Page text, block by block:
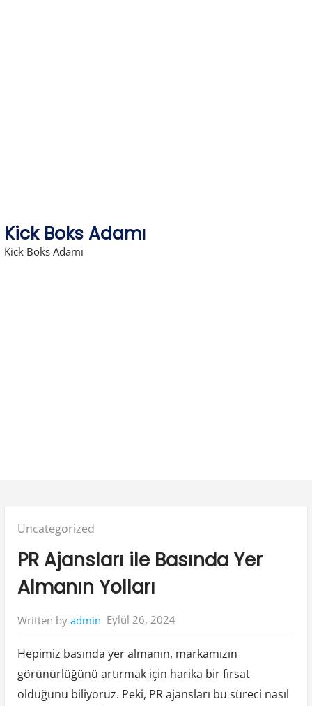
Kick Boks Adamı
Kick Boks Adamı
Posted
Uncategorized
PR Ajansları ile Basında Yer
Almanın Yolları
Written by admin Eylül 26, 2024
Hepimiz basında yer almanın, markamızın
görünürlüğünü artırmak için harika bir fırsat
olduğunu biliyoruz. Peki, PR ajansları bu süreci nasıl